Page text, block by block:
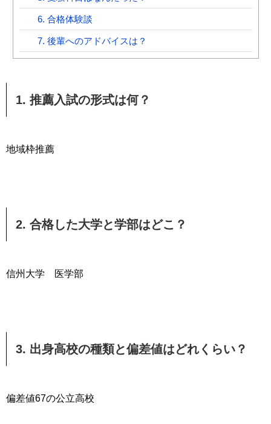
6. 合格体験談
7. 後輩へのアドバイスは？
1. 推薦入試の形式は何？
地域枠推薦
2. 合格した大学と学部はどこ？
信州大学 医学部
3. 出身高校の種類と偏差値はどれくらい？
偏差値67の公立高校